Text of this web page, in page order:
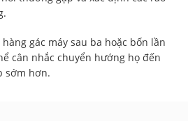
gác máy sau ba hoặc bốn lần
cân nhắc chuyển hướng họ đến
sớm hơn.